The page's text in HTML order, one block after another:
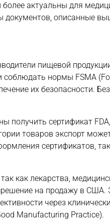
актуальны для
описанные
пищевой
нормы FSMA
их безопасности.
сертификат
товаров экспорт
сертификатов,
как лекарства,
на продажу в США.
через
Manufacturing Practice).